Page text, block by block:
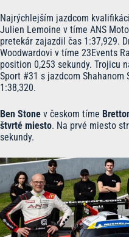
Najrýchlejším jazdcom
Julien Lemoine v tíme ANS
pretekár zajazdil čas 1:37,929.
Woodwardovi v tíme 23Events
position 0,253 sekundy. Trojicu
Sport #31 s jazdcom Shahanom
1:38,320.
Ben Stone v českom tíme
štvrté miesto. Na prvé miesto
sekundy.